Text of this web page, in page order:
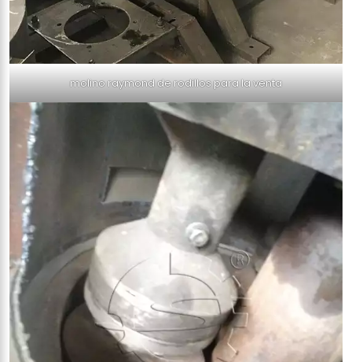
molino raymond de rodillos para la venta